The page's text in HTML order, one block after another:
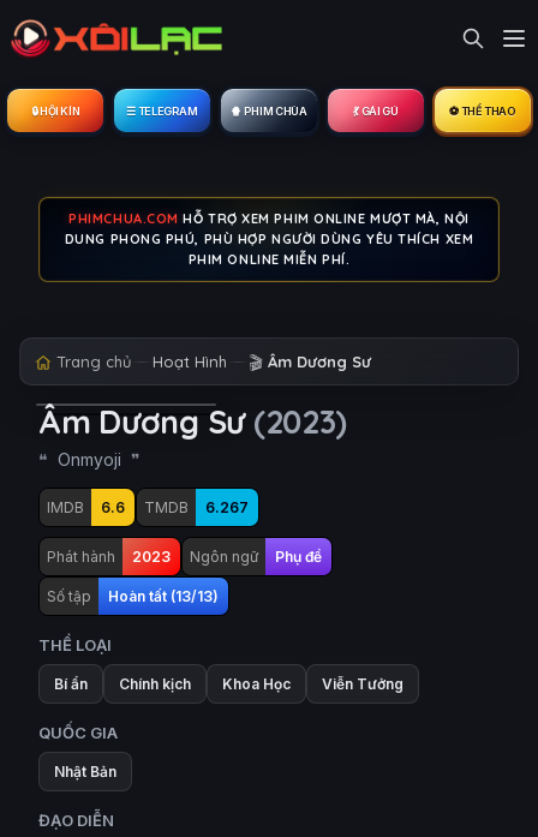
🔒︎ HỘI KÍN ☰ TELEGRAM 🍿 PHIM CHÙA 💃 GÁI GÚ ⚽ THỂ THAO
PHIMCHUA.COM HỖ TRỢ XEM PHIM ONLINE MƯỢT MÀ, NỘI
DUNG PHONG PHÚ, PHÙ HỢP NGƯỜI DÙNG YÊU THÍCH XEM
PHIM ONLINE MIỄN PHÍ.
Trang chủ Hoạt Hình 🎬 Âm Dương Sư
Âm Dương Sư (2023)
Onmyoji
IMDB 6.6 TMDB 6.267
Phát hành 2023 Ngôn ngữ Phụ đề
Số tập Hoàn tất (13/13)
THỂ LOẠI
Bí ẩn Chính kịch Khoa Học Viễn Tưởng
QUỐC GIA
Nhật Bản
ĐẠO DIỄN